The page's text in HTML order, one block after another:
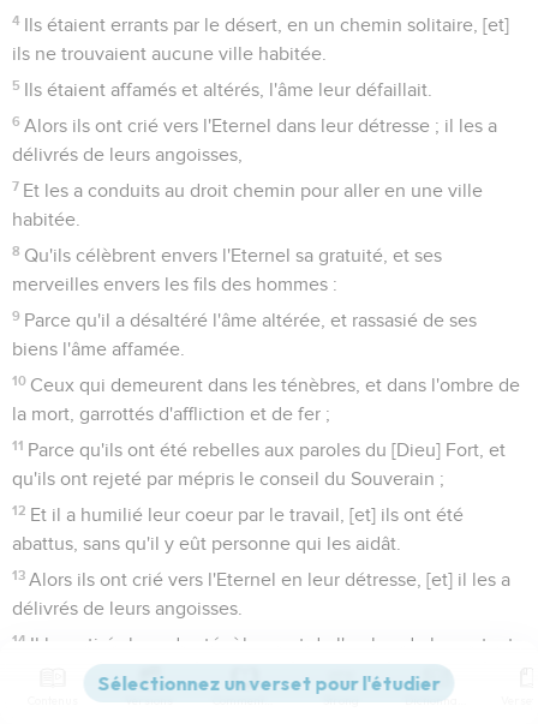
4 Ils étaient errants par le désert, en un chemin solitaire, [et]
ils ne trouvaient aucune ville habitée.
5 Ils étaient affamés et altérés, l'âme leur défaillait.
6 Alors ils ont crié vers l'Eternel dans leur détresse ; il les a
délivrés de leurs angoisses,
7 Et les a conduits au droit chemin pour aller en une ville
habitée.
8 Qu'ils célèbrent envers l'Eternel sa gratuité, et ses
merveilles envers les fils des hommes :
9 Parce qu'il a désaltéré l'âme altérée, et rassasié de ses
biens l'âme affamée.
10 Ceux qui demeurent dans les ténèbres, et dans l'ombre de
la mort, garrottés d'affliction et de fer ;
11 Parce qu'ils ont été rebelles aux paroles du [Dieu] Fort, et
qu'ils ont rejeté par mépris le conseil du Souverain ;
12 Et il a humilié leur coeur par le travail, [et] ils ont été
abattus, sans qu'il y eût personne qui les aidât.
13 Alors ils ont crié vers l'Eternel en leur détresse, [et] il les a
délivrés de leurs angoisses.
14 Il les a tirés hors des ténèbres, et de l'ombre de la mort, et
il a rompu leurs liens.
Qu'ils célèbrent envers l'Eternel sa gratuité, et ses
Versions Commentaires Strong